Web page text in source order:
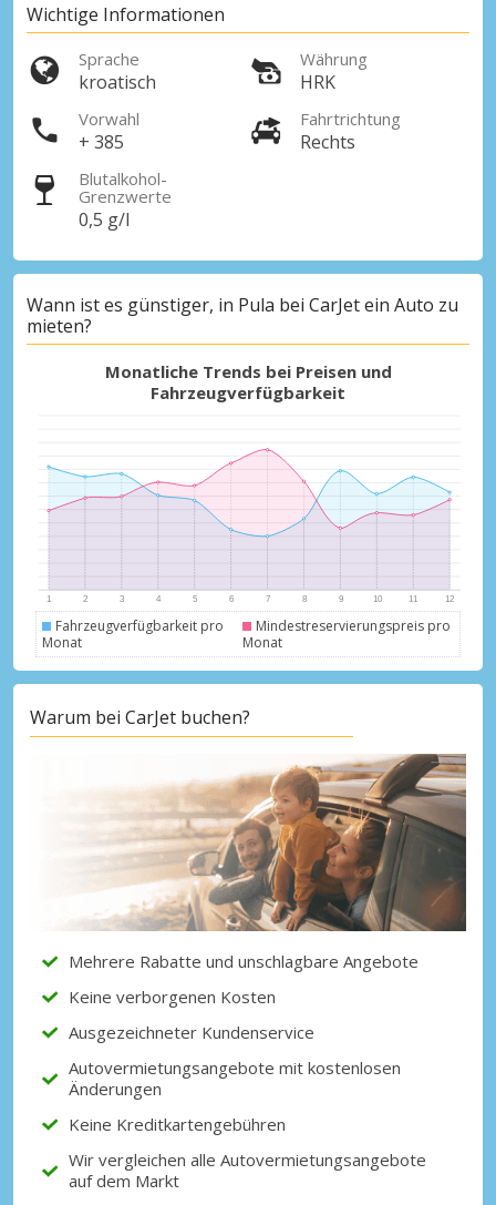
Top-Ersparnisses
Erhalten Sie Zugang zu exklusiven
Mit eLink anmelden
Wichtige Informationen
Sprache
kroatisch
Währung
HRK
Vorwahl
+ 385
Fahrtrichtung
Rechts
Blutalkohol-
Grenzwerte
0,5 g/l
Wann ist es günstiger, in Pula bei CarJet ein Auto zu
mieten?
Monatliche Trends bei Preisen und
Fahrzeugverfügbarkeit
Fahrzeugverfügbarkeit pro
Monat
Mindestreservierungspreis pro
Monat
Warum bei CarJet buchen?
Mehrere Rabatte und unschlagbare Angebote
Keine verborgenen Kosten
Ausgezeichneter Kundenservice
Autovermietungsangebote mit kostenlosen
Änderungen
Keine Kreditkartengebühren
Wir vergleichen alle Autovermietungsangebote
auf dem Markt